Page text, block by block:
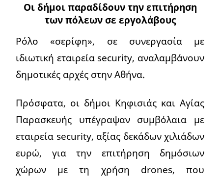
Οι δήμοι παραδίδουν την επιτήρηση
των πόλεων σε εργολάβους
Ρόλο «σερίφη», σε συνεργασία με
ιδιωτική εταιρεία security, αναλαμβάνουν
δημοτικές αρχές στην Αθήνα.
Πρόσφατα, οι δήμοι Κηφισιάς και Αγίας
Παρασκευής υπέγραψαν συμβόλαια με
εταιρεία security, αξίας δεκάδων χιλιάδων
ευρώ, για την επιτήρηση δημόσιων
χώρων με τη χρήση drones, που